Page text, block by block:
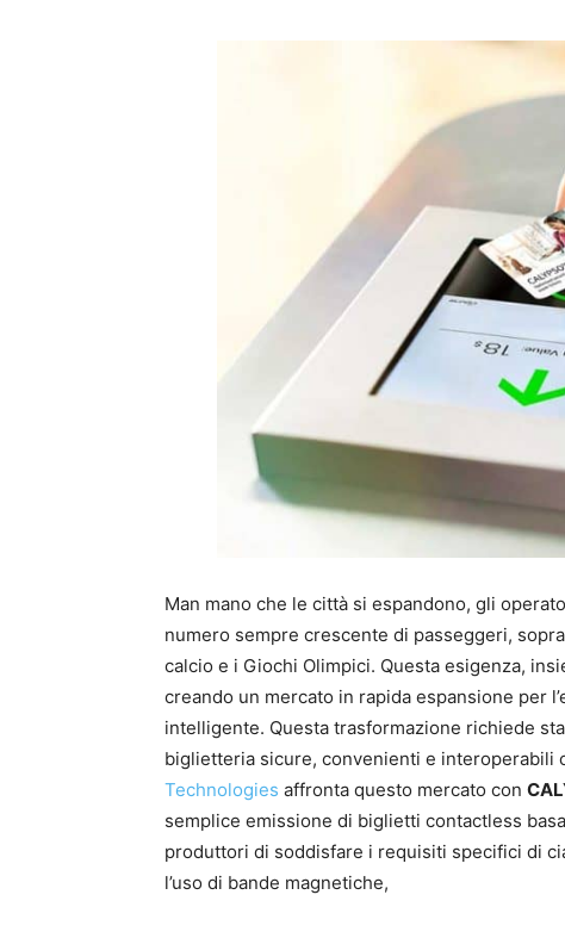
Man mano che le città si espandono, gli
numero sempre crescente di passeggeri,
calcio e i Giochi Olimpici. Questa esigenza,
creando un mercato in rapida espansione per
intelligente. Questa trasformazione richiede
biglietteria sicure, convenienti e interoperabili
Technologies affronta questo mercato con
semplice emissione di biglietti contactless
produttori di soddisfare i requisiti specifici di
l’uso di bande magnetiche,